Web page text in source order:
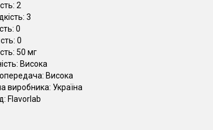
2
3
0
0
50 мг
Висока
Висока
виробника: Україна
Flavorlab